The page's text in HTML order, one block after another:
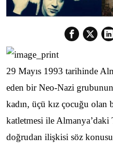
29 Mayıs 1993 tarihinde
eden bir Neo-Nazi
kadın, üçü kız çocuğu olan
katletmesi ile
doğrudan ilişkisi söz